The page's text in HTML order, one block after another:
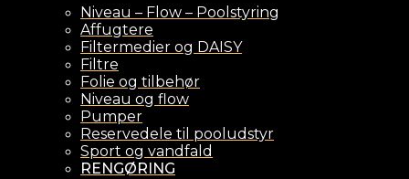
Niveau – Flow – Poolstyring
Affugtere
Filtermedier og DAISY
Filtre
Folie og tilbehør
Niveau og flow
Pumper
Reservedele til pooludstyr
Sport og vandfald
RENGØRING